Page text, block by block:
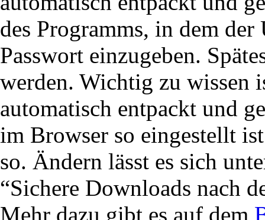
des Programms, in dem
Passwort einzugeben.
werden. Wichtig zu wissen
automatisch entpackt und
im Browser so eingestellt
so. Ändern lässt es sich
“Sichere Downloads nach
Mehr dazu gibt es auf dem